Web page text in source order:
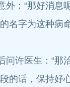
：“那好消息
字为这种病
许医生：“那
话，保持好